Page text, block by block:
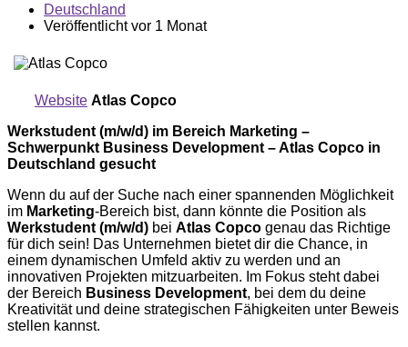
Deutschland
Veröffentlicht vor 1 Monat
Website Atlas Copco
Werkstudent (m/w/d) im Bereich Marketing –
Schwerpunkt Business Development – Atlas Copco in
Deutschland gesucht
Wenn du auf der Suche nach einer spannenden Möglichkeit
im Marketing-Bereich bist, dann könnte die Position als
Werkstudent (m/w/d) bei Atlas Copco genau das Richtige
für dich sein! Das Unternehmen bietet dir die Chance, in
einem dynamischen Umfeld aktiv zu werden und an
innovativen Projekten mitzuarbeiten. Im Fokus steht dabei
der Bereich Business Development, bei dem du deine
Kreativität und deine strategischen Fähigkeiten unter Beweis
stellen kannst.